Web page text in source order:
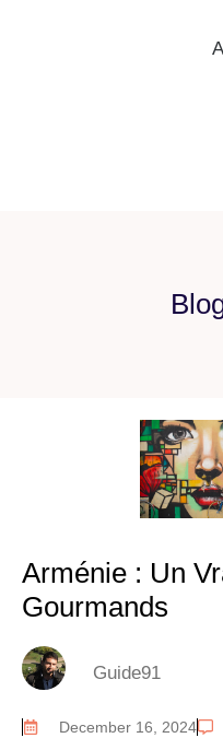
Arménie : Un
Gourmands
Guide91
December 16, 2024